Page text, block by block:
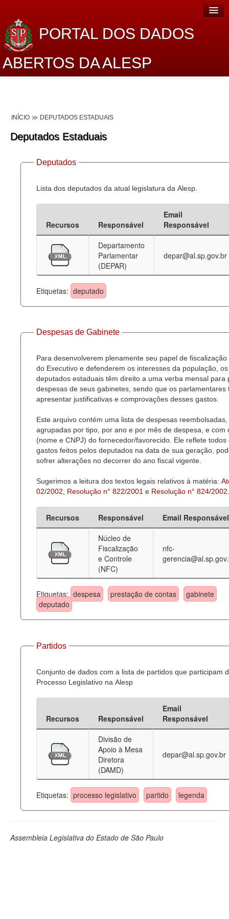
PORTAL DOS DADOS
ABERTOS DA ALESP
Lei de Acesso à Informação
Dados Governamentais Abertos
Planejamento
Catálogo de dados
Processo Legislativo
Deputados Estaduais
Administração
Legislação
Agenda
Perguntas frequentes
INÍCIO DEPUTADOS ESTADUAIS
Deputados Estaduais
Deputados
Lista dos deputados da atual legislatura da Alesp.
Recursos Responsável
Email
Responsável
Departamento
Parlamentar
(DEPAR)
depar@al.sp.gov.br
Etiquetas: deputado
Despesas de Gabinete
Para desenvolverem plenamente seu papel de fiscalização
do Executivo e defenderem os interesses da população, os
deputados estaduais têm direito a uma verba mensal para
despesas de seus gabinetes, sendo que os parlamentares
apresentar justificativas e comprovações desses gastos.
Este arquivo contém uma lista de despesas reembolsadas,
agrupadas por tipo, por ano e por mês de despesa, e com
(nome e CNPJ) do fornecedor/favorecido. Ele reflete todos
gastos feitos pelos deputados na data de sua geração,
sofrer alterações no decorrer do ano fiscal vigente.
Sugerimos a leitura dos textos legais relativos à matéria:
02/2002
Resolução n° 822/2001 e Resolução n° 824/2002
Recursos Responsável
Email Responsável
Núcleo de
Fiscalização
e Controle
(NFC)
nfc-
Etiquetas: despesa prestação de contas
gabinete
deputado
Partidos
Conjunto de dados com a lista de partidos que participam
Processo Legislativo na Alesp
Recursos Responsável
Email
Responsável
Divisão de
Apoio à Mesa
Diretora
(DAMD)
depar@al.sp.gov.br
Etiquetas: processo legislativo partido legenda
Assembleia Legislativa do Estado de São Paulo